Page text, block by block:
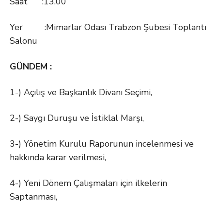
Yer :Mimarlar Odası Trabzon Şubesi Toplantı
Salonu
GÜNDEM :
1-) Açılış ve Başkanlık Divanı Seçimi,
2-) Saygı Duruşu ve İstiklal Marşı,
3-) Yönetim Kurulu Raporunun incelenmesi ve
hakkında karar verilmesi,
4-) Yeni Dönem Çalışmaları için ilkelerin
Saptanması,